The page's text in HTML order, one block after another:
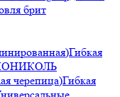
брит
Гибкая
черепица)Гибкая